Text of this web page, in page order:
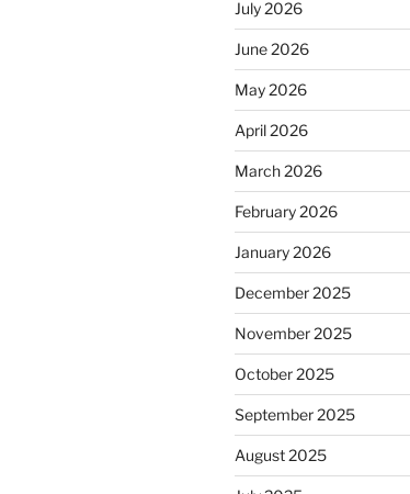
July 2026
June 2026
May 2026
April 2026
March 2026
February 2026
January 2026
December 2025
November 2025
October 2025
September 2025
August 2025